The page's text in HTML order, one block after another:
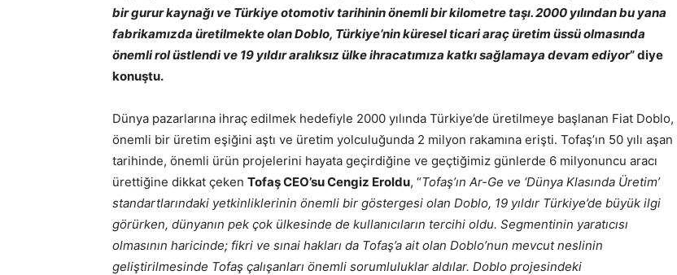
bir gurur kaynağı ve Türkiye otomotiv tarihinin önemli bir kilometre taşı. 2000 yılından bu yana
fabrikamızda üretilmekte olan Doblo, Türkiye’nin küresel ticari araç üretim üssü olmasında
önemli rol üstlendi ve 19 yıldır aralıksız ülke ihracatımıza katkı sağlamaya devam ediyor” diye
konuştu.
Dünya pazarlarına ihraç edilmek hedefiyle 2000 yılında Türkiye’de üretilmeye başlanan Fiat Doblo,
önemli bir üretim eşiğini aştı ve üretim yolculuğunda 2 milyon rakamına erişti. Tofaş’ın 50 yılı aşan
tarihinde, önemli ürün projelerini hayata geçirdiğine ve geçtiğimiz günlerde 6 milyonuncu aracı
ürettiğine dikkat çeken Tofaş CEO’su Cengiz Eroldu, “Tofaş’ın Ar-Ge ve ‘Dünya Klasında Üretim’
standartlarındaki yetkinliklerinin önemli bir göstergesi olan Doblo, 19 yıldır Türkiye’de büyük ilgi
görürken, dünyanın pek çok ülkesinde de kullanıcıların tercihi oldu. Segmentinin yaratıcısı
olmasının haricinde; fikri ve sınai hakları da Tofaş’a ait olan Doblo’nun mevcut neslinin
geliştirilmesinde Tofaş çalışanları önemli sorumluluklar aldılar. Doblo projesindeki